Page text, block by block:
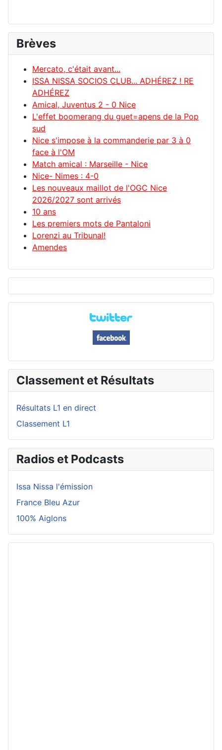
Brèves
Mercato, c'était avant...
ISSA NISSA SOCIOS CLUB... ADHÉREZ ! RE
ADHÉREZ
Amical, Juventus 2 - 0 Nice
L'effet boomerang du guet=apens de la Pop
sud
Nice s'impose à la commanderie par 3 à 0
face à l'OM
Match amical : Marseille - Nice
Nice- Nimes : 4-0
Les nouveaux maillot de l'OGC Nice
2026/2027 sont arrivés
10 ans
Les premiers mots de Pantaloni
Lorenzi au Tribunal!
Amendes
Classement et Résultats
Résultats L1 en direct
Classement L1
Radios et Podcasts
Issa Nissa l'émission
France Bleu Azur
100% Aiglons